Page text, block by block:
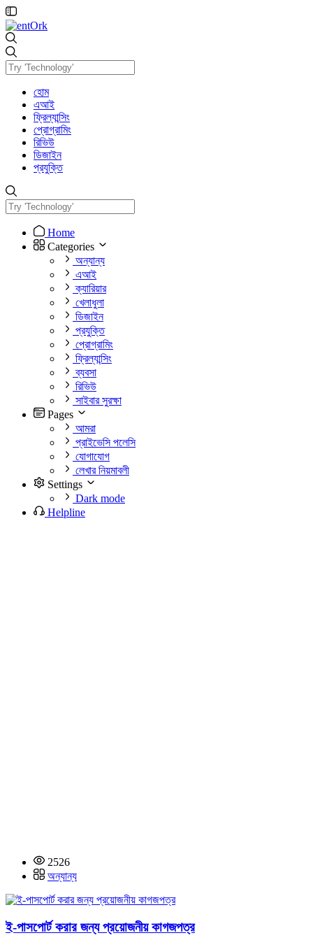
হোম
এআই
ফ্রিল্যান্সিং
প্রোগ্রামিং
রিভিউ
ডিজাইন
প্রযুক্তি
Home
Categories
অন্যান্য
এআই
ক্যারিয়ার
খেলাধুলা
ডিজাইন
প্রযুক্তি
প্রোগ্রামিং
ফ্রিল্যান্সিং
ব্যবসা
রিভিউ
সাইবার সুরক্ষা
Pages
আমরা
প্রাইভেসি পলেসি
যোগাযোগ
লেখার নিয়মাবলী
Settings
Dark mode
Helpline
2526
অন্যান্য
ই-পাসপোর্ট করার জন্য প্রয়োজনীয় কাগজপত্র